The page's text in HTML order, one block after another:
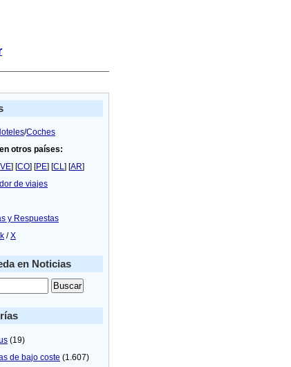
/Coches
otros países:
VE] [CO] [PE] [CL] [AR]
de viajes
y Respuestas
/X
en Noticias
(19)
de bajo coste (1.607)